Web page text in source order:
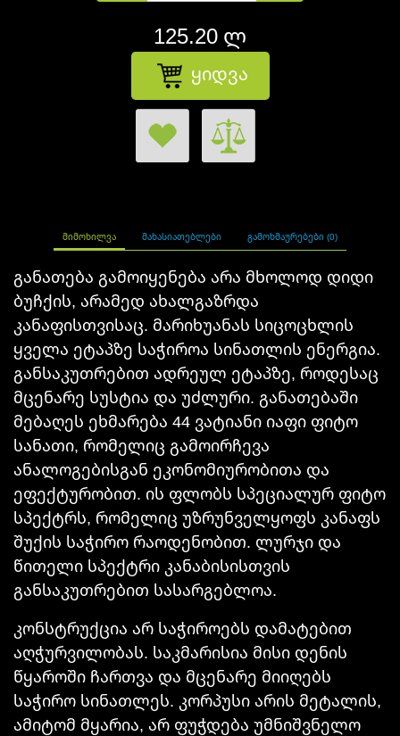
125.20 ლ
ყიდვა
ᲛᲘᲛᲝᲮᲘᲚᲕᲐ ᲛᲐᲮᲐᲡᲘᲐᲗᲔᲑᲚᲔᲑᲘ ᲒᲐᲛᲝᲮᲛᲐᲣᲠᲔᲑᲔᲑᲘ (0)
განათება გამოიყენება არა მხოლოდ დიდი
ბუჩქის, არამედ ახალგაზრდა
კანაფისთვისაც. მარიხუანას სიცოცხლის
ყველა ეტაპზე საჭიროა სინათლის ენერგია.
განსაკუთრებით ადრეულ ეტაპზე, როდესაც
მცენარე სუსტია და უძლური. განათებაში
მებაღეს ეხმარება 44 ვატიანი იაფი ფიტო
სანათი, რომელიც გამოირჩევა
ანალოგებისგან ეკონომიურობითა და
ეფექტურობით. ის ფლობს სპეციალურ ფიტო
სპექტრს, რომელიც უზრუნველყოფს კანაფს
შუქის საჭირო რაოდენობით. ლურჯი და
წითელი სპექტრი კანაბისისთვის
განსაკუთრებით სასარგებლოა.
კონსტრუქცია არ საჭიროებს დამატებით
აღჭურვილობას. საკმარისია მისი დენის
წყაროში ჩართვა და მცენარე მიიღებს
საჭირო სინათლეს. კორპუსი არის მეტალის,
ამიტომ მყარია, არ ფუჭდება უმნიშვნელო